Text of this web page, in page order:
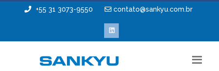
+55 31 3073-9550 contato@sankyu.com.br